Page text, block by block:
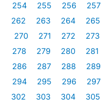
254
255 256 257
262
263 264 265
270
271 272 273
278
279 280 281
286
287 288 289
294
295 296 297
302
303 304 305